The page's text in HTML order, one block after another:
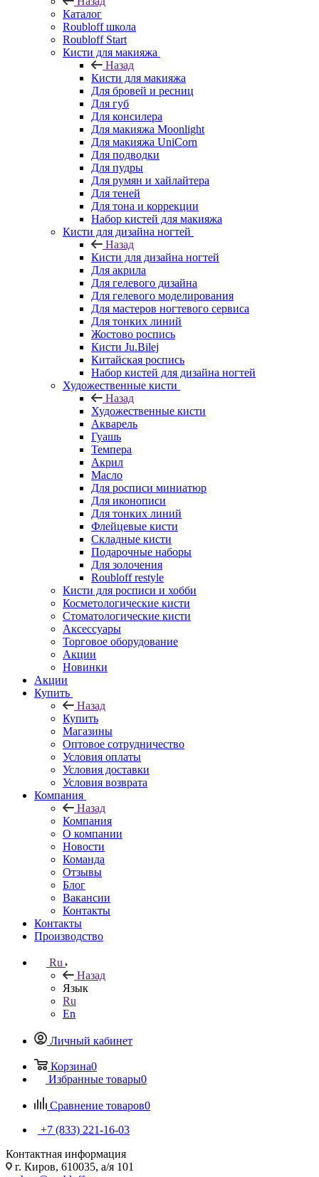
Каталог
Roubloff школа
Roubloff Start
Кисти для макияжа
Назад
Кисти для макияжа
Для бровей и ресниц
Для губ
Для консилера
Для макияжа Moonlight
Для макияжа UniCorn
Для подводки
Для пудры
Для румян и хайлайтера
Для теней
Для тона и коррекции
Набор кистей для макияжа
Кисти для дизайна ногтей
Назад
Кисти для дизайна ногтей
Для акрила
Для гелевого дизайна
Для гелевого моделирования
Для мастеров ногтевого сервиса
Для тонких линий
Жостово роспись
Кисти Ju.Bilej
Китайская роспись
Набор кистей для дизайна ногтей
Художественные кисти
Назад
Художественные кисти
Акварель
Гуашь
Темпера
Акрил
Масло
Для росписи миниатюр
Для иконописи
Для тонких линий
Флейцевые кисти
Складные кисти
Подарочные наборы
Для золочения
Roubloff restyle
Кисти для росписи и хобби
Косметологические кисти
Стоматологические кисти
Аксессуары
Торговое оборудование
Акции
Новинки
Акции
Купить
Назад
Купить
Магазины
Оптовое сотрудничество
Условия оплаты
Условия доставки
Условия возврата
Компания
Назад
Компания
О компании
Новости
Команда
Отзывы
Блог
Вакансии
Контакты
Контакты
Производство
Ru
Назад
Язык
Ru
En
Личный кабинет
Корзина0
Избранные товары0
Сравнение товаров0
+7 (833) 221-16-03
Контактная информация
г. Киров, 610035, а/я 101